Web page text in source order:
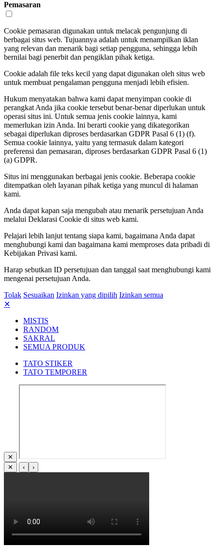
Pemasaran
Cookie pemasaran digunakan untuk melacak pengunjung di
berbagai situs web. Tujuannya adalah untuk menampilkan iklan
yang relevan dan menarik bagi setiap pengguna, sehingga lebih
bernilai bagi penerbit dan pengiklan pihak ketiga.
Cookie adalah file teks kecil yang dapat digunakan oleh situs web
untuk membuat pengalaman pengguna menjadi lebih efisien.
Hukum menyatakan bahwa kami dapat menyimpan cookie di
perangkat Anda jika cookie tersebut benar-benar diperlukan untuk
operasi situs ini. Untuk semua jenis cookie lainnya, kami
memerlukan izin Anda. Ini berarti cookie yang dikategorikan
sebagai diperlukan diproses berdasarkan GDPR Pasal 6 (1) (f).
Semua cookie lainnya, yaitu yang termasuk dalam kategori
preferensi dan pemasaran, diproses berdasarkan GDPR Pasal 6 (1)
(a) GDPR.
Situs ini menggunakan berbagai jenis cookie. Beberapa cookie
ditempatkan oleh layanan pihak ketiga yang muncul di halaman
kami.
Anda dapat kapan saja mengubah atau menarik persetujuan Anda
melalui Deklarasi Cookie di situs web kami.
Pelajari lebih lanjut tentang siapa kami, bagaimana Anda dapat
menghubungi kami dan bagaimana kami memproses data pribadi di
Kebijakan Privasi kami.
Harap sebutkan ID persetujuan dan tanggal saat menghubungi kami
mengenai persetujuan Anda.
Tolak Sesuaikan Izinkan yang dipilih Izinkan semua
✕
MISTIS
RANDOM
SAKRAL
SEMUA PRODUK
TATO STIKER
TATO TEMPORER
✕
✕
‹ ›